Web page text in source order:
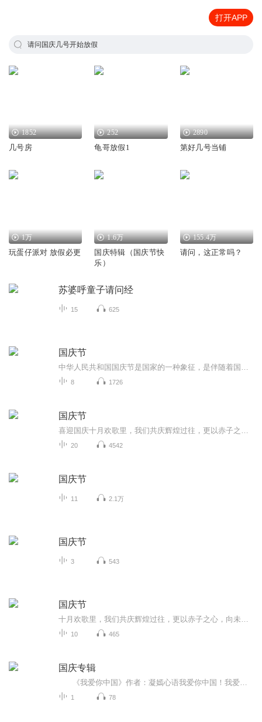
打开APP
请问国庆几号开始放假
1852
几号房
252
龟哥放假1
2890
第好几号当铺
1万
玩蛋仔派对 放假必更
1.6万
国庆特辑（国庆节快
乐）
155.4万
请问，这正常吗？
苏婆呼童子请问经
15 625
国庆节
8 1726
国庆节
20 4542
国庆节
11 2.1万
国庆节
3 543
国庆节
10 465
国庆专辑
1 78